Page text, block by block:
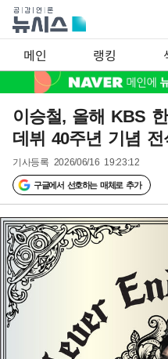
메인 랭킹
이승철, 올해 KBS
데뷔 40주년 기념
기사등록 2026/06/16 19:23:12
구글에서 선호하는 매체로 추가